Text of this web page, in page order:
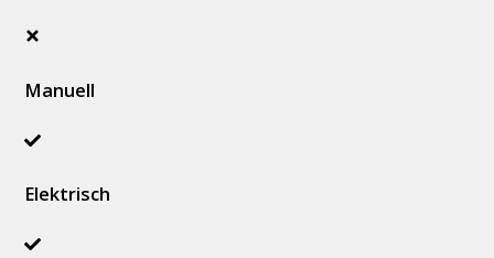
Manuell
Elektrisch